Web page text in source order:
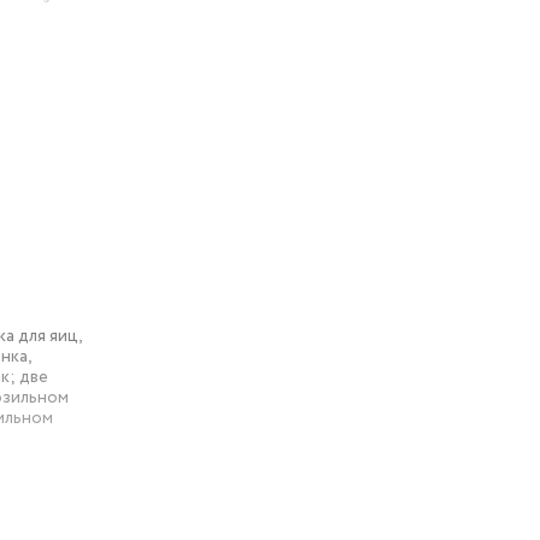
что
кг.
для яиц,
две